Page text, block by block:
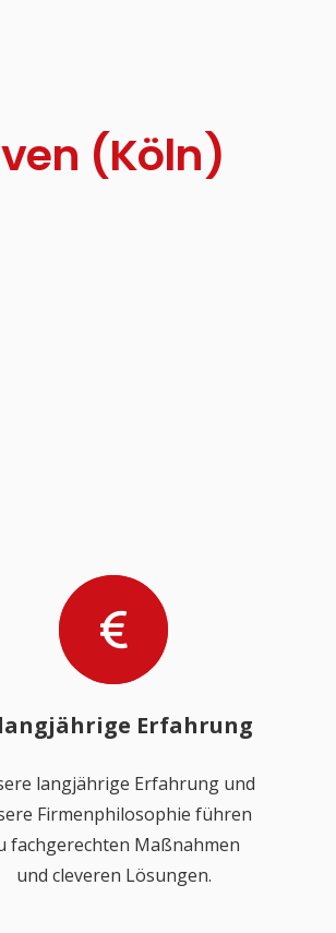
(Köln)
Erfahrung
langjährige Erfahrung und
Firmenphilosophie führen
fachgerechten Maßnahmen
und cleveren Lösungen.